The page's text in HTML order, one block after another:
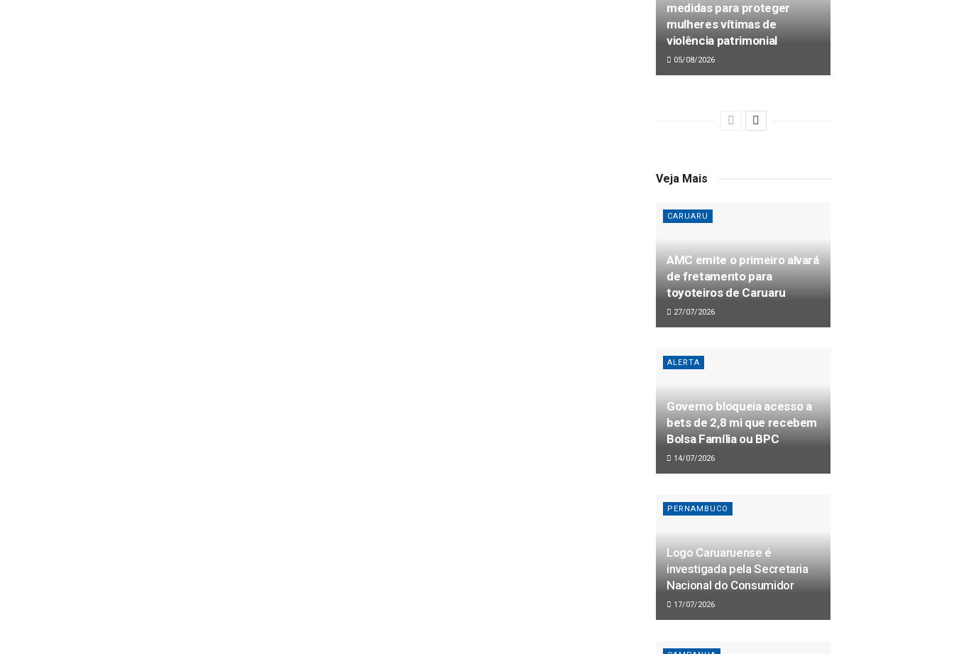
medidas para proteger
mulheres vítimas de
violência patrimonial
05/08/2026
Veja Mais
CARUARU
AMC emite o primeiro alvará
de fretamento para
toyoteiros de Caruaru
27/07/2026
ALERTA
Governo bloqueia acesso a
bets de 2,8 mi que recebem
Bolsa Família ou BPC
14/07/2026
PERNAMBUCO
Logo Caruaruense é
investigada pela Secretaria
Nacional do Consumidor
17/07/2026